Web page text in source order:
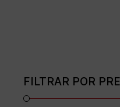
FILTRAR POR